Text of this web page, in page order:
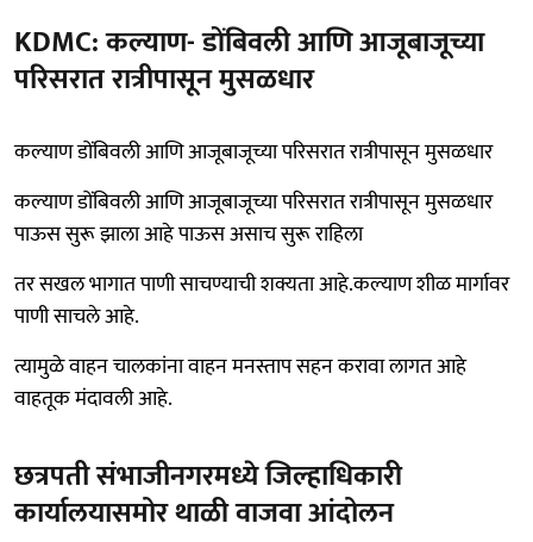
KDMC: कल्याण- डोंबिवली आणि आजूबाजूच्या
परिसरात रात्रीपासून मुसळधार
कल्याण डोंबिवली आणि आजूबाजूच्या परिसरात रात्रीपासून मुसळधार
कल्याण डोंबिवली आणि आजूबाजूच्या परिसरात रात्रीपासून मुसळधार
पाऊस सुरू झाला आहे पाऊस असाच सुरू राहिला
तर सखल भागात पाणी साचण्याची शक्यता आहे.कल्याण शीळ मार्गावर
पाणी साचले आहे.
त्यामुळे वाहन चालकांना वाहन मनस्ताप सहन करावा लागत आहे
वाहतूक मंदावली आहे.
छत्रपती संभाजीनगरमध्ये जिल्हाधिकारी
कार्यालयासमोर थाळी वाजवा आंदोलन